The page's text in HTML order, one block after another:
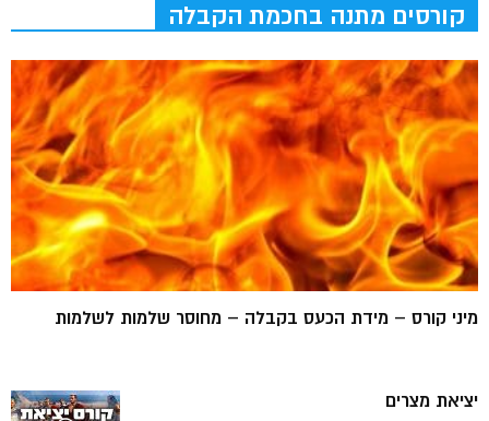
קורסים מתנה בחכמת הקבלה
מיני קורס – מידת הכעס בקבלה – מחוסר שלמות לשלמות
יציאת מצרים